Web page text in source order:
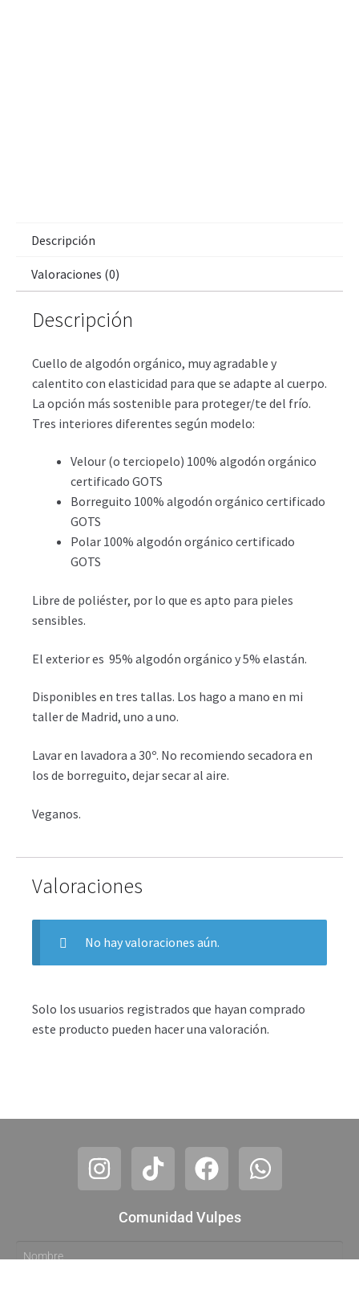
Descripción
Valoraciones (0)
Descripción
Cuello de algodón orgánico, muy agradable y
calentito con elasticidad para que se adapte al cuerpo.
La opción más sostenible para proteger/te del frío.
Tres interiores diferentes según modelo:
Velour (o terciopelo) 100% algodón orgánico
certificado GOTS
Borreguito 100% algodón orgánico certificado
GOTS
Polar 100% algodón orgánico certificado
GOTS
Libre de poliéster, por lo que es apto para pieles
sensibles.
El exterior es 95% algodón orgánico y 5% elastán.
Disponibles en tres tallas. Los hago a mano en mi
taller de Madrid, uno a uno.
Lavar en lavadora a 30º. No recomiendo secadora en
los de borreguito, dejar secar al aire.
Veganos.
Valoraciones
No hay valoraciones aún.
Solo los usuarios registrados que hayan comprado
este producto pueden hacer una valoración.
Comunidad Vulpes